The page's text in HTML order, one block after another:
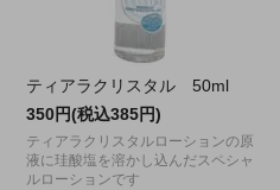
ティアラクリスタル 50ml
350円(税込385円)
ティアラクリスタルローションの原
液に珪酸塩を溶かし込んだスペシャ
ルローションです